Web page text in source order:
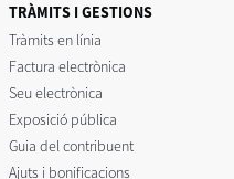
TRÀMITS I GESTIONS
Tràmits en línia
Factura electrònica
Seu electrònica
Exposició pública
Guia del contribuent
Ajuts i bonificacions